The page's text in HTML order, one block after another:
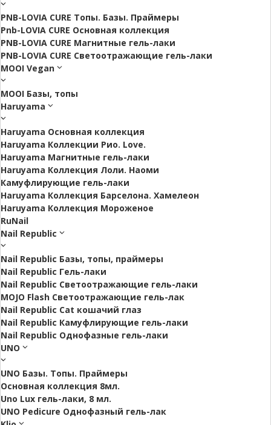
PNB-LOVIA CURE Топы. Базы. Праймеры
Pnb-LOVIA CURE Основная коллекция
PNB-LOVIA CURE Магнитные гель-лаки
PNB-LOVIA CURE Cветоотражающие гель-лаки
MOOI Vegan
MOOI Базы, топы
Haruyama
Haruyama Основная коллекция
Haruyama Коллекции Рио. Love.
Haruyama Магнитные гель-лаки
Haruyama Коллекция Лоли. Наоми
Камуфлирующие гель-лаки
Haruyama Коллекция Барселона. Хамелеон
Haruyama Коллекция Мороженое
RuNail
Nail Republic
Nail Republic Базы, топы, праймеры
Nail Republic Гель-лаки
Nail Republic Светоотражающие гель-лаки
MOJO Flash Светоотражающие гель-лак
Nail Republic Cat кошачий глаз
Nail Republic Камуфлирующие гель-лаки
Nail Republic Однофазные гель-лаки
UNO
UNO Базы. Топы. Праймеры
Основная коллекция 8мл.
Uno Lux гель-лаки, 8 мл.
UNO Pedicure Однофазный гель-лак